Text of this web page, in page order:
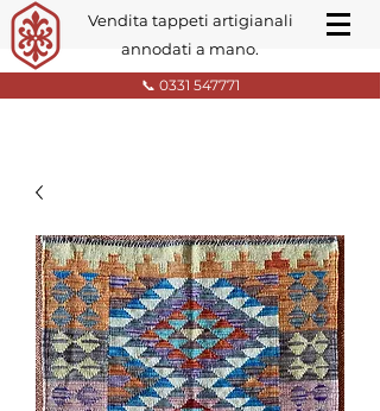
Vendita tappeti artigianali
annodati a mano.
📞 0331 547771